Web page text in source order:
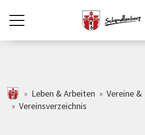
Zum Hauptinhalt springen
Rathaus & Politik
schmallenberg.de
Leben & Arbeiten
Vereine
Vereinsverzeichnis